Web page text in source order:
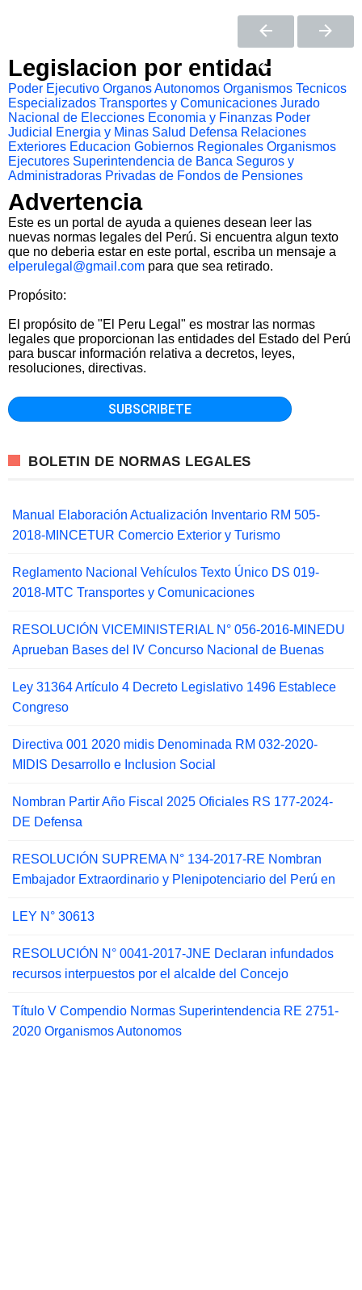
Legislacion por entidad
Poder Ejecutivo Organos Autonomos Organismos Tecnicos
Especializados Transportes y Comunicaciones Jurado
Nacional de Elecciones Economia y Finanzas Poder
Judicial
Energia y Minas Salud Defensa Relaciones
Exteriores Educacion Gobiernos Regionales Organismos
Ejecutores Superintendencia de Banca Seguros y
Administradoras Privadas de Fondos de Pensiones
Advertencia
Este es un portal de ayuda a quienes desean leer las
nuevas normas legales del Perú. Si encuentra algun texto
que no deberia estar en este portal, escriba un mensaje a
elperulegal@gmail.com para que sea retirado.
Propósito:
El propósito de "El Peru Legal" es mostrar las normas
legales que proporcionan las entidades del Estado del Perú
para buscar información relativa a decretos, leyes,
resoluciones, directivas.
BOLETIN DE NORMAS LEGALES
Manual Elaboración Actualización Inventario RM 505-
2018-MINCETUR Comercio Exterior y Turismo
Reglamento Nacional Vehículos Texto Único DS 019-
2018-MTC Transportes y Comunicaciones
RESOLUCIÓN VICEMINISTERIAL N° 056-2016-MINEDU
Aprueban Bases del IV Concurso Nacional de Buenas
Ley 31364 Artículo 4 Decreto Legislativo 1496 Establece
Congreso
Directiva 001 2020 midis Denominada RM 032-2020-
MIDIS Desarrollo e Inclusion Social
Nombran Partir Año Fiscal 2025 Oficiales RS 177-2024-
DE Defensa
RESOLUCIÓN SUPREMA N° 134-2017-RE Nombran
Embajador Extraordinario y Plenipotenciario del Perú en
LEY N° 30613
RESOLUCIÓN N° 0041-2017-JNE Declaran infundados
recursos interpuestos por el alcalde del Concejo
Título V Compendio Normas Superintendencia RE 2751-
2020 Organismos Autonomos